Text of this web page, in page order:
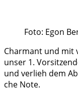
Foto: Egon
Char­mant und mit
unser 1.
und ver­lieh dem
che Note.